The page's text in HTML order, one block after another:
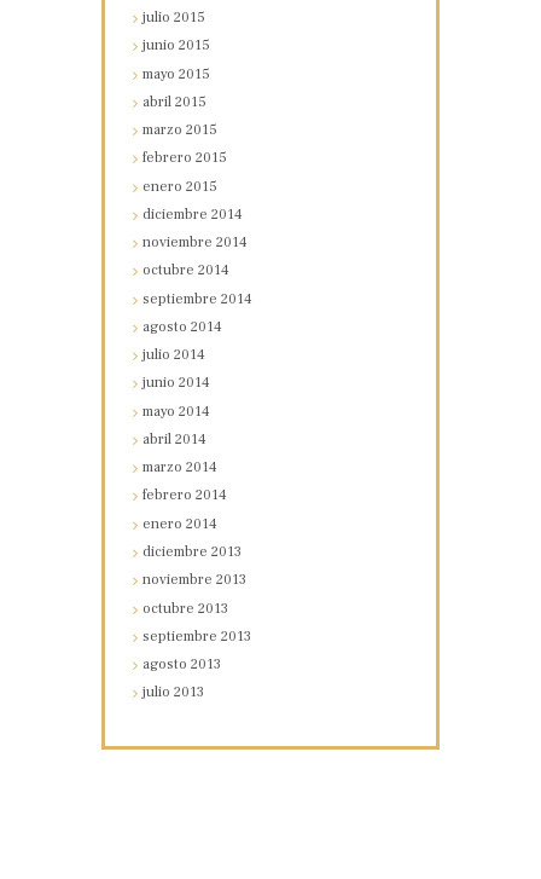
julio2015
junio2015
mayo2015
abril2015
marzo2015
febrero2015
enero2015
diciembre2014
noviembre2014
octubre2014
septiembre2014
agosto2014
julio2014
junio2014
mayo2014
abril2014
marzo2014
febrero2014
enero2014
diciembre2013
noviembre2013
octubre2013
septiembre2013
agosto2013
julio2013